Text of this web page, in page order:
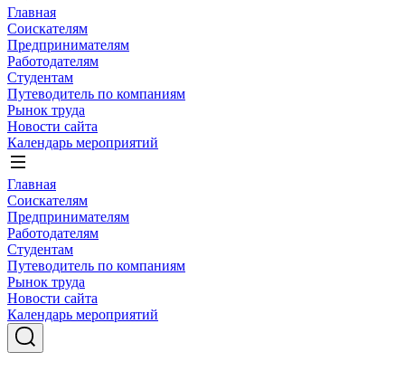
Главная
Соискателям
Предпринимателям
Работодателям
Студентам
Путеводитель по компаниям
Рынок труда
Новости сайта
Календарь мероприятий
Главная
Соискателям
Предпринимателям
Работодателям
Студентам
Путеводитель по компаниям
Рынок труда
Новости сайта
Календарь мероприятий